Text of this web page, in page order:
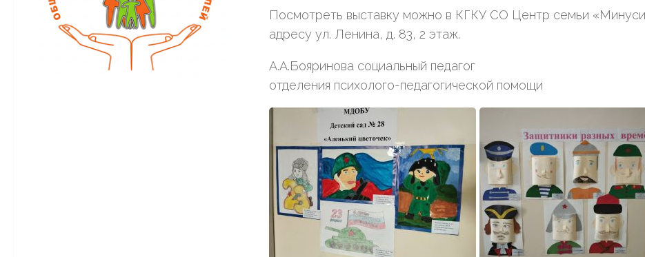
Посмотреть выставку можно в КГКУ СО Центр семьи
адресу ул. Ленина, д. 83, 2 этаж.
А.А.Бояринова социальный педагог
отделения психолого-педагогической помощи